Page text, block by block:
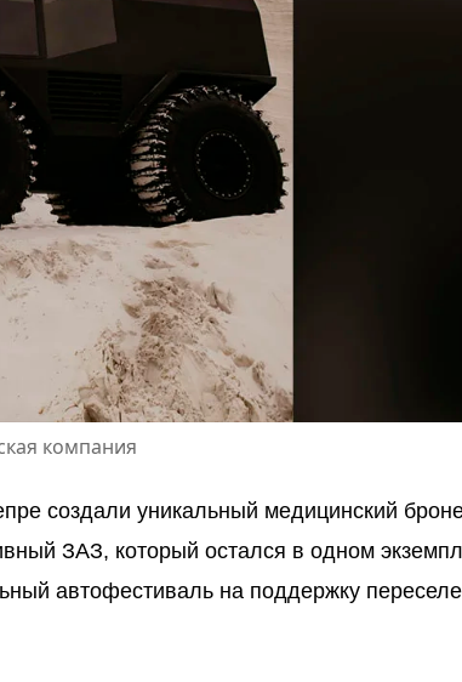
компания
создали уникальный медицинский
ЗАЗ, который остался в одном
автофестиваль на поддержку